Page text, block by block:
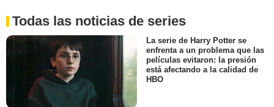
Todas las noticias de series
La serie de Harry Potter se
enfrenta a un problema que las
películas evitaron: la presión
está afectando a la calidad de
HBO